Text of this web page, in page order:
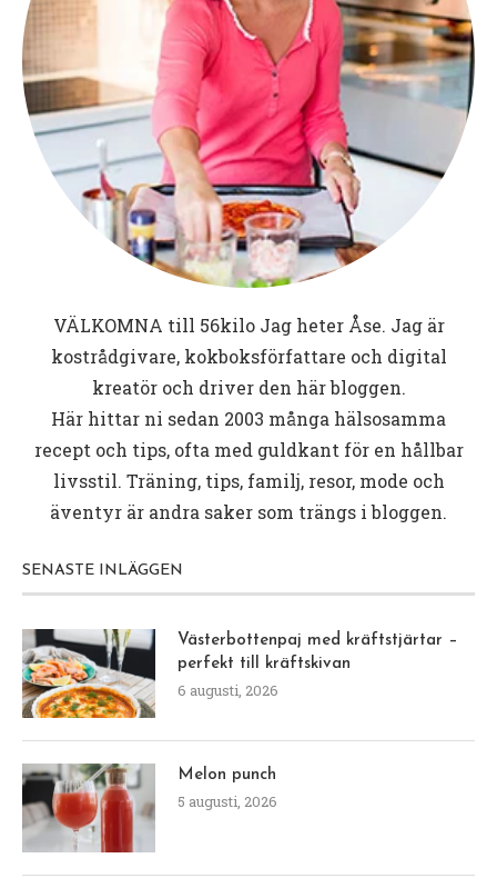
VÄLKOMNA till 56kiloJag heter Åse. Jag är
kostrådgivare, kokboksförfattare och digital
kreatör och driver den här bloggen.
Här hittar ni sedan 2003 många hälsosamma
recept och tips, ofta med guldkant för en hållbar
livsstil. Träning, tips, familj, resor, mode och
äventyr är andra saker som trängs i bloggen.
SENASTE INLÄGGEN
Västerbottenpaj med kräftstjärtar –
perfekt till kräftskivan
6 augusti, 2026
Melon punch
5 augusti, 2026